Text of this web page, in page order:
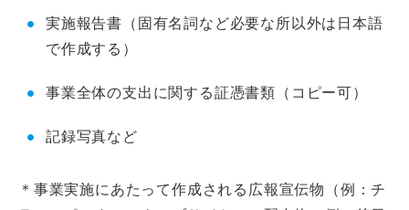
実施報告書（固有名詞など必要な所以外は日本語
で作成する）
事業全体の支出に関する証憑書類（コピー可）
記録写真など
＊事業実施にあたって作成される広報宣伝物（例：チ